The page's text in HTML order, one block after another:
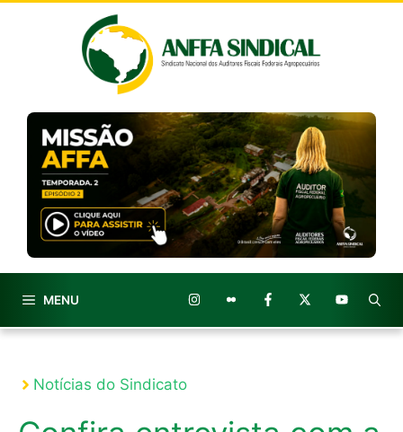
MENU
Notícias do Sindicato